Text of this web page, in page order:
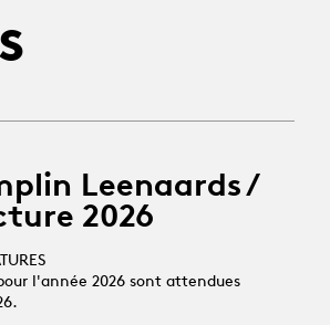
Leenaards /
2026
l'année 2026 sont attendues